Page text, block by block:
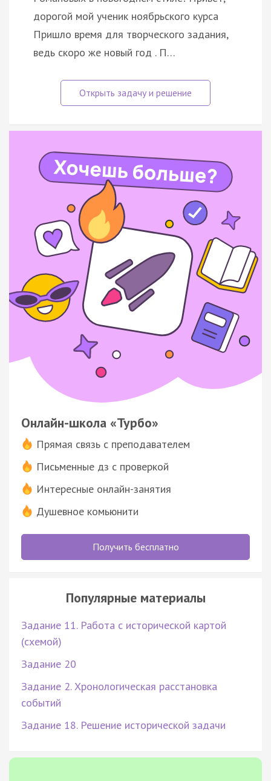
дорогой мой ученик ноябрьского курса
Пришло время для творческого задания,
ведь скоро же новый год . П…
Онлайн-школа «Турбо»
Прямая связь с преподавателем
Письменные дз с проверкой
Интересные онлайн-занятия
Душевное комьюнити
Получить бесплатно
Популярные материалы
Задание 11. Работа с исторической картой
(схемой)
Задание 20
Задание 2. Хронологическая расстановка
событий
Задание 18. Решение исторической задачи